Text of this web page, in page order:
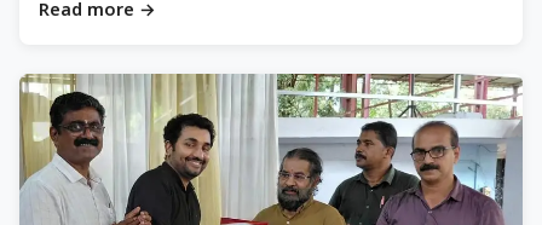
Read more →